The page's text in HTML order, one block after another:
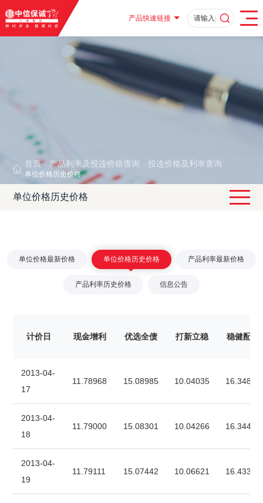
产品快速链接
首页 · 产品利率及投连价格查询 · 投连价格及利率查询 ·
单位价格历史价格
单位价格历史价格
单位价格最新价格 单位价格历史价格 产品利率最新价格
产品利率历史价格 信息公告
计价日 现金增利 优选全债 打新立稳 稳健配置
2013-04-
17
11.78968 15.08985 10.04035 16.34874
2013-04-
18
11.79000 15.08301 10.04266 16.34461
2013-04-
19
11.79111 15.07442 10.06621 16.43349